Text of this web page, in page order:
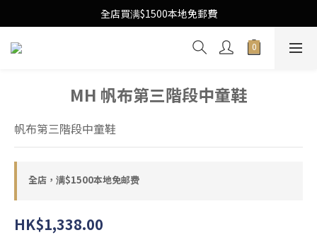
Free Local Shipping Upon $1500 purchase
全店買满$1500本地免郵費
Free Local Shipping Upon $1500 purchase
MH 帆布第三階段中童鞋
帆布第三階段中童鞋
全店，满$1500本地免邮费
HK$1,338.00